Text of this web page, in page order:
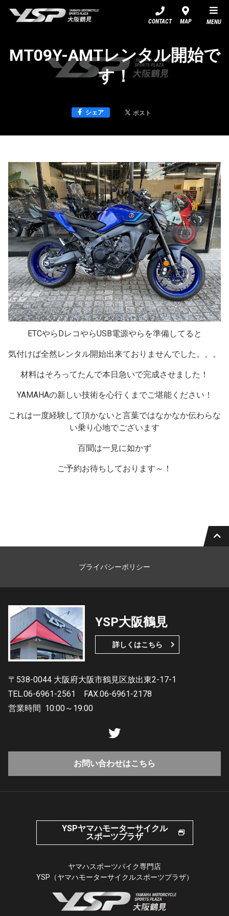
CONTACT MAP MENU
MT09Y-AMTレンタル開始で
す！
シェア
ETCやらDレコやらUSB電源やらを準備してると
気付けば全然レンタル開始出来ておりませんでした。。。
材料はそろってたんで本日急いで完成させました！
YAMAHAの新しい技術を心行くまでご堪能ください！
これは一度経験して頂かないと言葉ではなかなか伝わらな
い乗り心地でございます
百聞は一見に如かず
ご予約お待ちしております～！
プライバシーポリシー
YSP大阪鶴見
詳しくはこちら
〒538-0044 大阪府大阪市鶴見区放出東2-17-1
TEL.06-6961-2561
FAX.06-6961-2178
営業時間 10:00～19:00
お問い合わせはこちら
YSPヤマハモーターサイクル
スポーツプラザ
ヤマハスポーツバイク専門店
YSP（ヤマハモーターサイクルスポーツプラザ）